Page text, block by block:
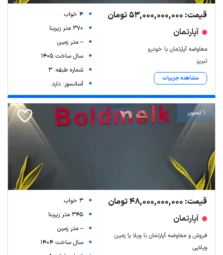
قیمت: 53,000,000,000 تومان
آپارتمان
معاوضه آپارتمان با خودرو
تبریز
مشاهده جزییات
4 خواب
370 متر زیربنا
-- متر زمین
سال ساخت 1405
شماره طبقه: 3
آسانسور: دارد
1 تصویر
قیمت: 48,000,000,000 تومان
آپارتمان
فروش و معاوضه آپارتمان با ویلا یا زمین
ویلایی
3 خواب
345 متر زیربنا
-- متر زمین
سال ساخت 1404